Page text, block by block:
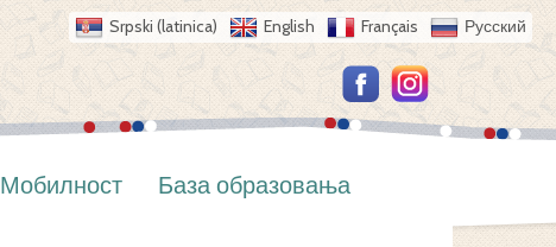
Srpski (latinica) English Français Русский
Мобилност
База образовања